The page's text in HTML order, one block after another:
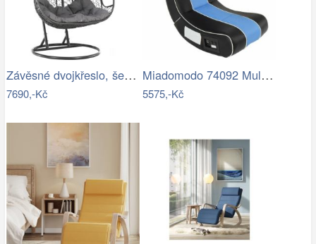
Závěsné dvojkřeslo, šedá, DALVEA 2 NEW…
7690,-Kč
Miadomodo 74092 Multimediální křeslo,…
5575,-Kč